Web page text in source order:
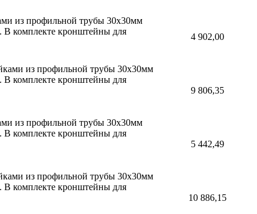
из профильной трубы 30х30мм
В комплекте кронштейны для
4 902,00
из профильной трубы 30х30мм
В комплекте кронштейны для
9 806,35
из профильной трубы 30х30мм
В комплекте кронштейны для
5 442,49
из профильной трубы 30х30мм
В комплекте кронштейны для
10 886,15